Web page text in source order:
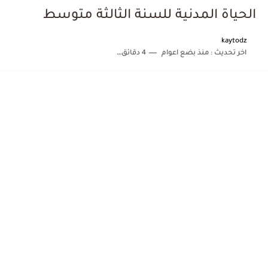
الحياة المدنية للسنة الثالثة متوسط
kaytodz
اخر تحديث :منذ بضع اعوام 4 دقائق للقراءة